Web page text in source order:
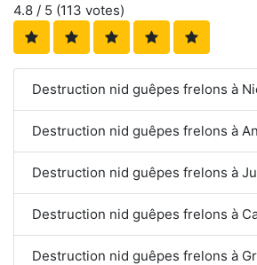
4.8 / 5 (113 votes)
Destruction nid guêpes frelons à
Destruction nid guêpes frelons à
Destruction nid guêpes frelons à
Destruction nid guêpes frelons à
Destruction nid guêpes frelons à